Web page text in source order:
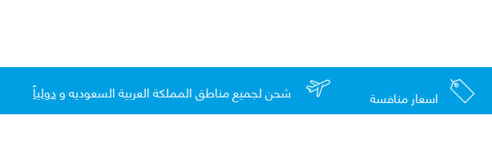
اسعار منافسة شحن لجميع مناطق المملكة العربية السعوديه ودولياً